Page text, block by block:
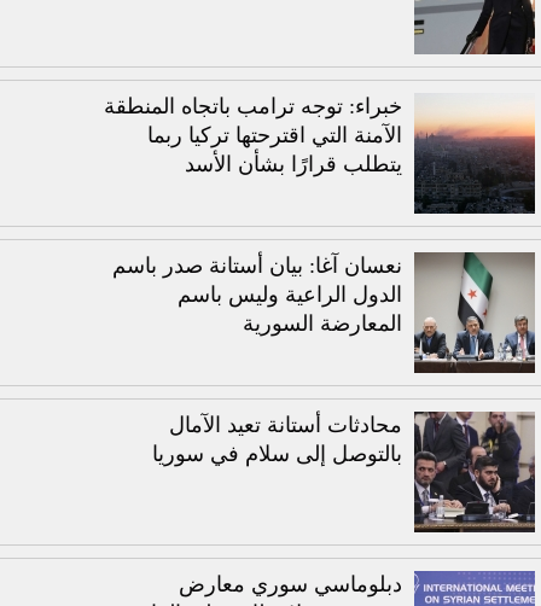
خبراء: توجه ترامب باتجاه المنطقة
الآمنة التي اقترحتها تركيا ربما
يتطلب قرارًا بشأن الأسد
نعسان آغا: بيان أستانة صدر باسم
الدول الراعية وليس باسم
المعارضة السورية
محادثات أستانة تعيد الآمال
بالتوصل إلى سلام في سوريا
دبلوماسي سوري معارض